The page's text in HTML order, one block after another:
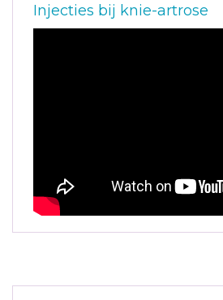
Injecties bij knie-artrose